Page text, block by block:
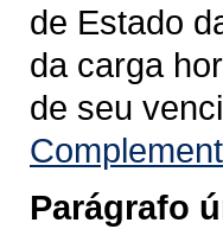
de Estado
da carga
de seu
Parágrafo